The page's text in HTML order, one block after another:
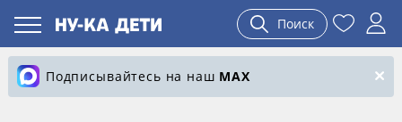
Поиск
Подписывайтесь на наш MAX